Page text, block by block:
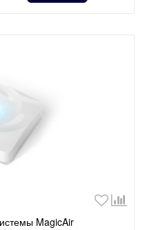
MagicAir